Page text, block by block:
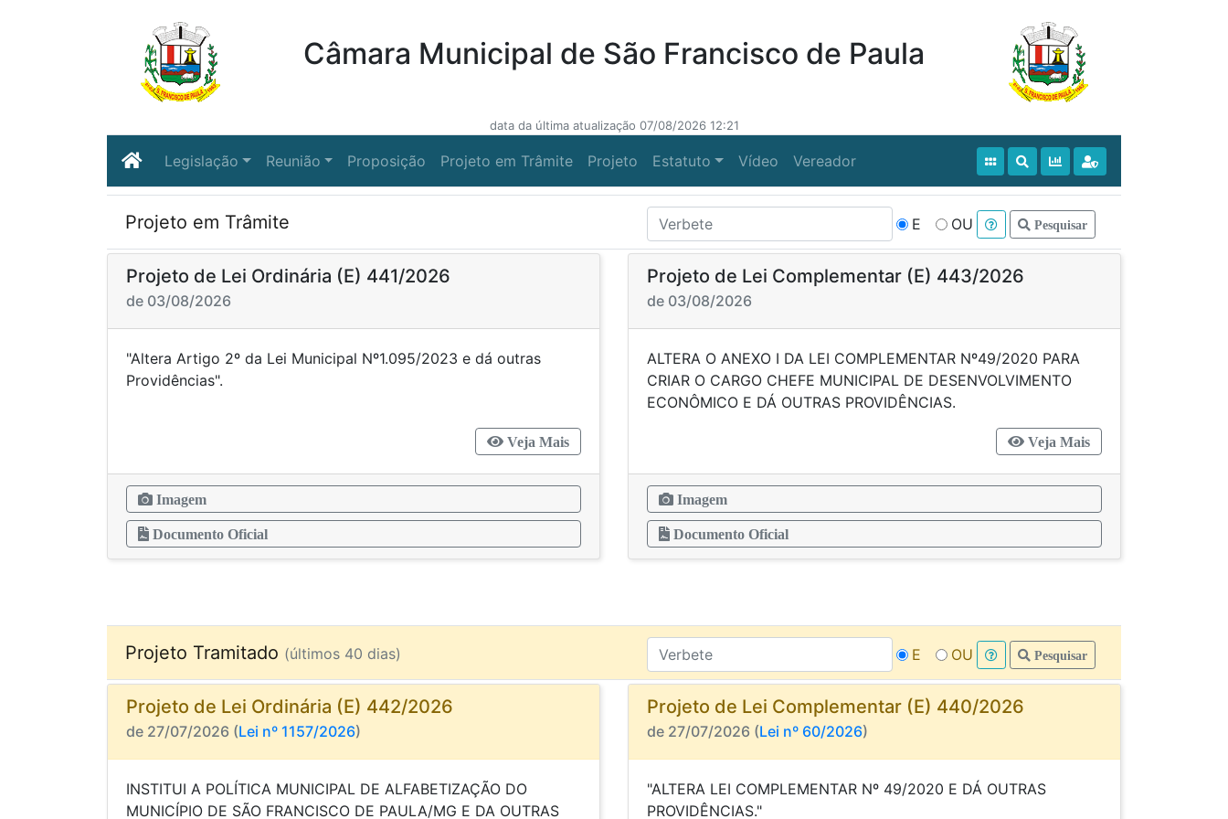
Câmara Municipal de São Francisco de Paula
data da última atualização 07/08/2026 12:21
Legislação Reunião Proposição Projeto em Trâmite Projeto Estatuto Vídeo Vereador
Projeto em Trâmite E OU Pesquisar
Projeto de Lei Ordinária (E) 441/2026
de 03/08/2026
"Altera Artigo 2º da Lei Municipal Nº1.095/2023 e dá outras
Providências".
Veja Mais
Imagem
Documento Oficial
Projeto de Lei Complementar (E) 443/2026
de 03/08/2026
ALTERA O ANEXO I DA LEI COMPLEMENTAR Nº49/2020 PARA
CRIAR O CARGO CHEFE MUNICIPAL DE DESENVOLVIMENTO
ECONÔMICO E DÁ OUTRAS PROVIDÊNCIAS.
Veja Mais
Imagem
Documento Oficial
Projeto Tramitado (últimos 40 dias) E OU Pesquisar
Projeto de Lei Ordinária (E) 442/2026
de 27/07/2026 (Lei nº 1157/2026)
INSTITUI A POLÍTICA MUNICIPAL DE ALFABETIZAÇÃO DO
MUNICÍPIO DE SÃO FRANCISCO DE PAULA/MG E DA OUTRAS
Projeto de Lei Complementar (E) 440/2026
de 27/07/2026 (Lei nº 60/2026)
"ALTERA LEI COMPLEMENTAR Nº 49/2020 E DÁ OUTRAS
PROVIDÊNCIAS."